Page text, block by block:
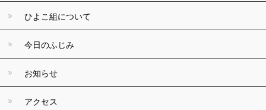
ひよこ組について
今日のふじみ
お知らせ
アクセス